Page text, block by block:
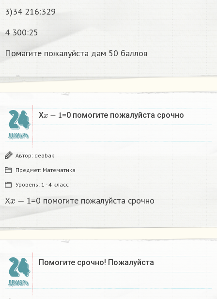
3)34 216:329
4 300:25
Помагите пожалуйста дам 50 баллов
24
ДЕКАБРЬ
Xx−1 =0 помогите пожалуйста срочно
Автор: deabak
Предмет: Математика
Уровень: 1 - 4 класс
X =0 помогите пожалуйста срочно
24
ДЕКАБРЬ
Помогите срочно! Пожалуйста